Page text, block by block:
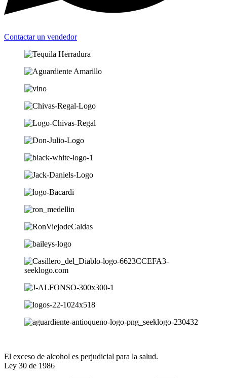
Contactar un vendedor
El exceso de alcohol es perjudicial para la salud.
Ley 30 de 1986